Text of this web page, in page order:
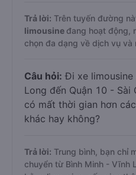
Trả lời: Trên tuyến đường
limousine đang hoạt động,
chọn đa dạng về dịch vụ và
Câu hỏi: Đi xe limousine
Long đến Quận 10 - Sài
có mất thời gian hơn
khác hay không?
Trả lời: Trung bình, bạn chỉ
chuyển từ Bình Minh - Vĩnh